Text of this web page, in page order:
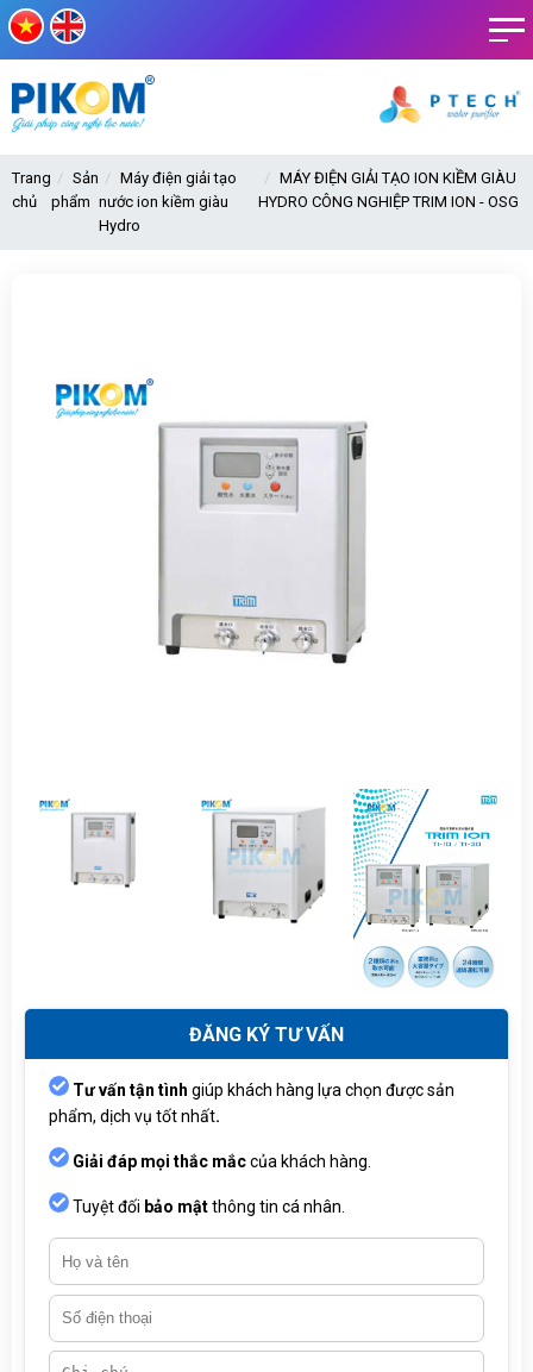
Trang
chủ
Sản
phẩm
Máy điện giải tạo
nước ion kiềm giàu
Hydro
MÁY ĐIỆN GIẢI TẠO ION KIỀM GIÀU
HYDRO CÔNG NGHIỆP TRIM ION - OSG
ĐĂNG KÝ TƯ VẤN
Tư vấn tận tình giúp khách hàng lựa chọn được sản
phẩm, dịch vụ tốt nhất.
Giải đáp mọi thắc mắccủa khách hàng.
Tuyệt đối bảo mậtthông tin cá nhân.